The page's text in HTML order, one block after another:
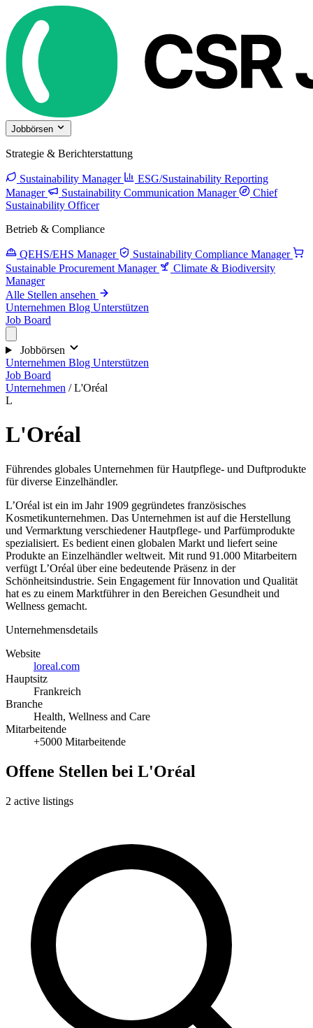
Jobbörsen
Strategie & Berichterstattung
Sustainability Manager
ESG/Sustainability Reporting
Manager
Sustainability Communication Manager
Chief
Sustainability Officer
Betrieb & Compliance
QEHS/EHS Manager
Sustainability Compliance Manager
Sustainable Procurement Manager
Climate & Biodiversity
Manager
Alle Stellen ansehen
Unternehmen Blog Unterstützen
Job Board
Jobbörsen
Unternehmen Blog Unterstützen
Job Board
Unternehmen / L'Oréal
L
L'Oréal
Führendes globales Unternehmen für Hautpflege- und Duftprodukte
für diverse Einzelhändler.
L’Oréal ist ein im Jahr 1909 gegründetes französisches
Kosmetikunternehmen. Das Unternehmen ist auf die Herstellung
und Vermarktung verschiedener Hautpflege- und Parfümprodukte
spezialisiert. Es bedient einen globalen Markt und liefert seine
Produkte an Einzelhändler weltweit. Mit rund 91.000 Mitarbeitern
verfügt L’Oréal über eine bedeutende Präsenz in der
Schönheitsindustrie. Sein Engagement für Innovation und Qualität
hat es zu einem Marktführer in den Bereichen Gesundheit und
Wellness gemacht.
Unternehmensdetails
Website
loreal.com
Hauptsitz
Frankreich
Branche
Health, Wellness and Care
Mitarbeitende
+5000 Mitarbeitende
Offene Stellen bei L'Oréal
2 active listings